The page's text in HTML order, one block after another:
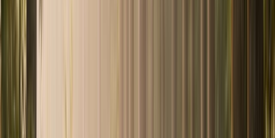
Besoin d’un avis sur votre situation ?